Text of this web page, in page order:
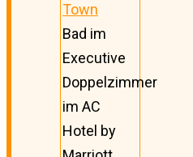
Bad im
Executive
Doppelzimmer
im AC
Hotel by